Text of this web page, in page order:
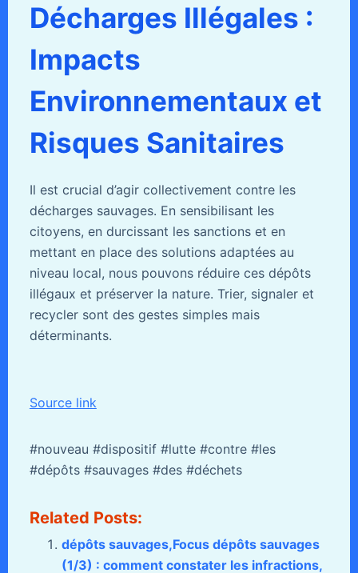
Décharges Illégales :
Impacts
Environnementaux et
Risques Sanitaires
Il est crucial d’agir collectivement contre les
décharges sauvages. En sensibilisant les
citoyens, en durcissant les sanctions et en
mettant en place des solutions adaptées au
niveau local, nous pouvons réduire ces dépôts
illégaux et préserver la nature. Trier, signaler et
recycler sont des gestes simples mais
déterminants.
Source link
#nouveau #dispositif #lutte #contre #les
#dépôts #sauvages #des #déchets
Related Posts:
dépôts sauvages,Focus dépôts sauvages
(1/3) : comment constater les infractions,